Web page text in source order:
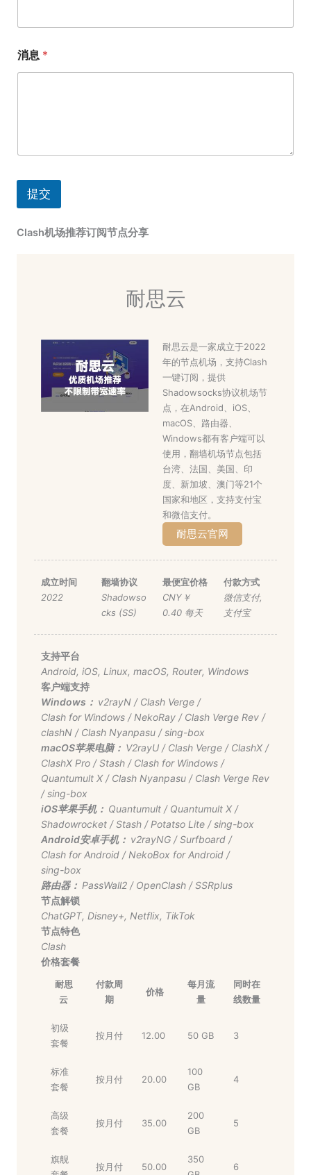
消息 *
提交
Clash机场推荐订阅节点分享
耐思云
耐思云是一家成立于2022
年的节点机场，支持Clash
一键订阅，提供
Shadowsocks协议机场节
点，在Android、iOS、
macOS、路由器、
Windows都有客户端可以
使用，翻墙机场节点包括
台湾、法国、美国、印
度、新加坡、澳门等21个
国家和地区，支持支付宝
和微信支付。
耐思云官网
成立时间
2022
翻墙协议
Shadowso
cks (SS)
最便宜价格
CNY￥
0.40 每天
付款方式
微信支付,
支付宝
支持平台
Android, iOS, Linux, macOS, Router, Windows
客户端支持
Windows： v2rayN/ Clash Verge/
Clash for Windows/ NekoRay/ Clash Verge Rev/
clashN/ Clash Nyanpasu/sing-box
macOS苹果电脑： V2rayU/ Clash Verge/ ClashX/
ClashX Pro/Stash/ Clash for Windows/
Quantumult X/ Clash Nyanpasu/ Clash Verge Rev
/sing-box
iOS苹果手机： Quantumult/ Quantumult X/
Shadowrocket/Stash/ Potatso Lite/sing-box
Android安卓手机： v2rayNG/Surfboard/
Clash for Android/ NekoBox for Android/
sing-box
路由器： PassWall2/ OpenClash/SSRplus
节点解锁
ChatGPT, Disney+, Netflix, TikTok
节点特色
Clash
价格套餐
耐思
云
付款周
期
价格
每月流
量
同时在
线数量
初级
套餐
按月付 12.00 50 GB 3
标准
套餐
按月付 20.00
100
GB
4
高级
套餐
按月付 35.00
200
GB
5
旗舰
按月付 50.00
350
6